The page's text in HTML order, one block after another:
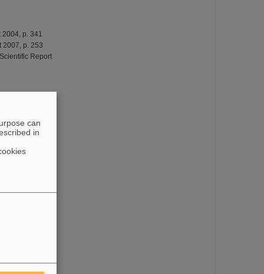
p. 341
2007, p. 253
Report
can
in